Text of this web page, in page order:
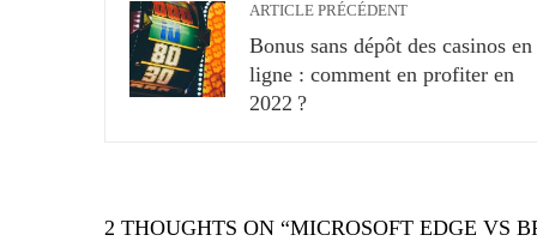
ARTICLE PRÉCÉDENT
Bonus sans dépôt des casinos en
ligne : comment en profiter en
2022 ?
2 THOUGHTS ON “MICROSOFT EDGE VS